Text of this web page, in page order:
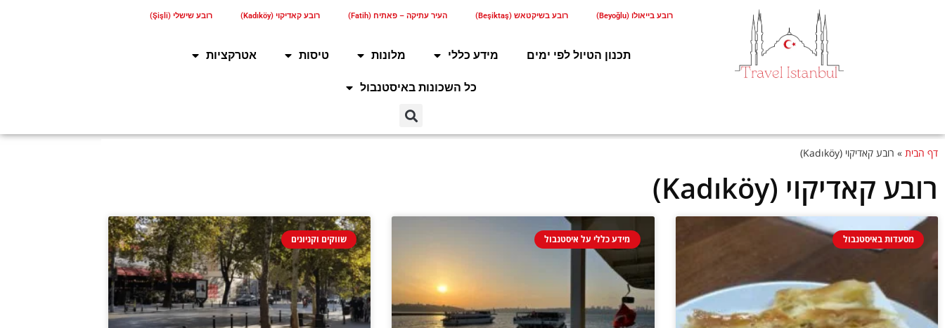
רובע בייאולו (Beyoğlu) רובע בשיקטאש (Beşiktaş) העיר עתיקה – פאתיח (Fatih) רובע קאדיקוי (Kadıköy) רובע שישלי (Şişli)
תכנון הטיול לפי ימים מידע כללי מלונות טיסות אטרקציות
כל השכונות באיסטנבול
דף הבית » רובע קאדיקוי (Kadıköy)
רובע קאדיקוי (Kadıköy)
מסעדות באיסטנבול מידע כללי על איסטנבול שווקים וקניונים